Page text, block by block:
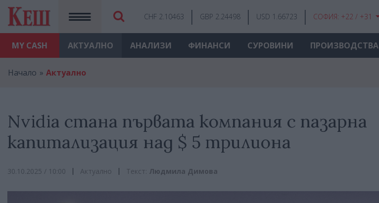
MY CASH
CHF 2.10463 GBP 2.24498 USD 1.66723 СОФИЯ: +22 / +31
АКТУАЛНО АНАЛИЗИ ФИНАНСИ СУРОВИНИ ПРОИЗВОДСТВА
Начало Актуално
Nvidia стана първата компания с пазарна
капитализация над $ 5 трилиона
30.10.2025 / 10:00 Актуално Текст: Людмила Димова